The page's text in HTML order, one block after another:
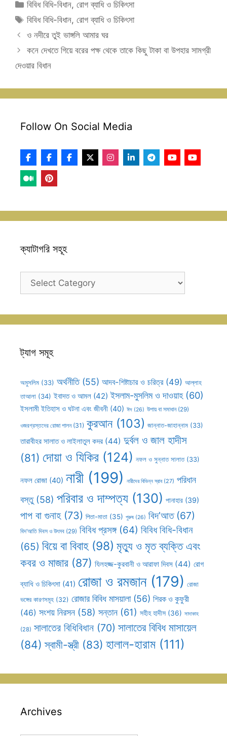
Categories
বিবিধ বিধি-বিধান,রোগ ব্যাধি ও চিকিৎসা
Tags
বিবিধ বিধি-বিধান,রোগ ব্যাধি ও চিকিৎসা
ও নদীরে তুই ভাঙ্গলি আমার ঘর
কনে দেখতে গিয়ে বরের পক্ষ থেকে তাকে কিছু টাকা বা উপহার সামগ্রী
দেওয়ার বিধান
Follow On Social Media
ক্যাটাগরি সহূহ
ক্যাটাগরি
ট্যাগ সমূহ
অমুসলিম (33) অর্থনীতি(55) আদব-শিষ্টাচার ও চরিত্র(49) আল্লাহ
তাআলা (34) ইবাদত ও আমল (42) ইসলাম-মুসলিম ও দাওয়াহ(60)
ইসলামী ইতিহাস ও ঘটনা এবং জীবনী (40) ঈদ (26) উপায় বা সমাধান(29)
ওজরগ্রস্তদের রোজা পালন(31) কুরআন(103) জান্নাত-জাহান্নাম (33)
তারাবীহর সালাত ও লাইলাতুল কদর (44) দুর্বল ও জাল হাদীস
(81) দোয়া ও যিকির (124) নফল ও সুন্নাত সালাত(33)
নফল রোজা (40) নারী(199) নারীদের বিভিন্ন স্রাব(27) পরিধান
বস্তু(58) পরিবার ও দাম্পত্য (130) পানাহার (39)
পাপ বা গুনাহ(73) পিতা-মাতা (35) পুরুষ (26) বিদ’আত(67)
বিদ’আতি দিবস ও উৎসব (29) বিবিধ প্রসঙ্গ(64) বিবিধ বিধি-বিধান
(65) বিয়ে বা বিবাহ (98) মৃত্যু ও মৃত ব্যক্তি এবং
কবর ও মাজার (87) যিলহজ্জ-কুরবানী ও আরাফা দিবস (44) রোগ
ব্যাধি ও চিকিৎসা (41) রোজা ও রমজান(179) রোজা
ভঙ্গের কারণসমূহ (32) রোজার বিবিধ মাসয়ালা(56) শিরক ও কুফুরী
(46) সংশয় নিরসন (58) সন্তান (61) সহীহ হাদীস (36) সাদাকাহ
(28) সালাতের বিধিবিধান (70) সালাতের বিবিধ মাসায়েল
(84) স্বামী-স্ত্রী (83) হালাল-হারাম (111)
Archives